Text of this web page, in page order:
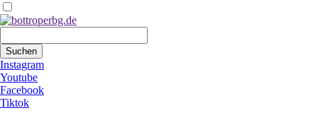
Suchen
Instagram
Youtube
Facebook
Tiktok